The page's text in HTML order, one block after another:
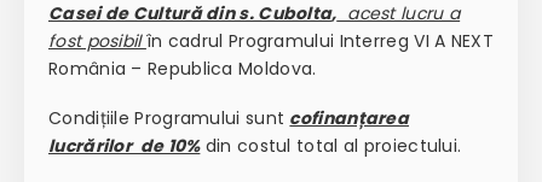
Casei de Cultură din s. Cubolta, acest lucru a
fost posibilîn cadrul Programului Interreg VI A NEXT
România – Republica Moldova.
Condițiile Programului sunt cofinanțarea
lucrărilor de 10%din costul total al proiectului.